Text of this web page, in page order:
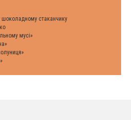
шоколадному стаканчику
мусі»